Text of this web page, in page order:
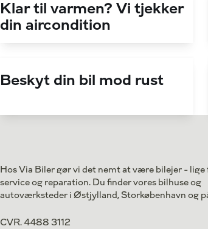
Klar til varmen? Vi tjekker
din aircondition
Beskyt din bil mod rust
Hos Via Biler gør vi det nemt at være bilejer - lige
service og reparation. Du finder vores bilhuse og
autoværksteder i Østjylland, Storkøbenhavn og
CVR. 4488 3112